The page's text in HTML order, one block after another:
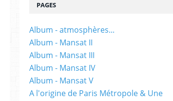
PAGES
Album - atmosphères...
Album - Mansat II
Album - Mansat III
Album - Mansat IV
Album - Mansat V
A l'origine de Paris Métropole & Une